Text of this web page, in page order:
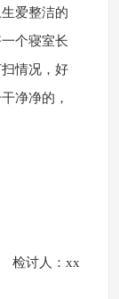
爱整洁的
个寝室长
情况，好
净净的，
讨人：xx